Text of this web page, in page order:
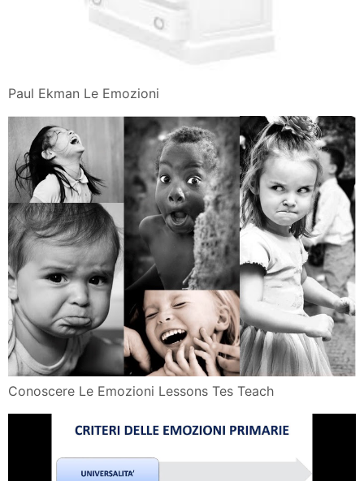
Paul Ekman Le Emozioni
Conoscere Le Emozioni Lessons Tes Teach